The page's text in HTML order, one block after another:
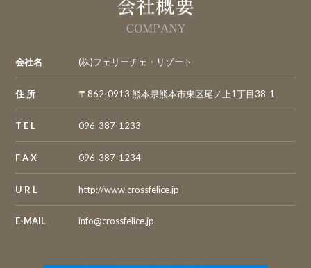
会社名 (株)フェリーチェ・リゾート
住 所 〒862-0913 熊本県熊本市東区尾ノ上1丁目38-1
T E L 096-387-1233
F A X 096-387-1234
U R L http://www.crossfelice.jp
E-MAIL info@crossfelice.jp